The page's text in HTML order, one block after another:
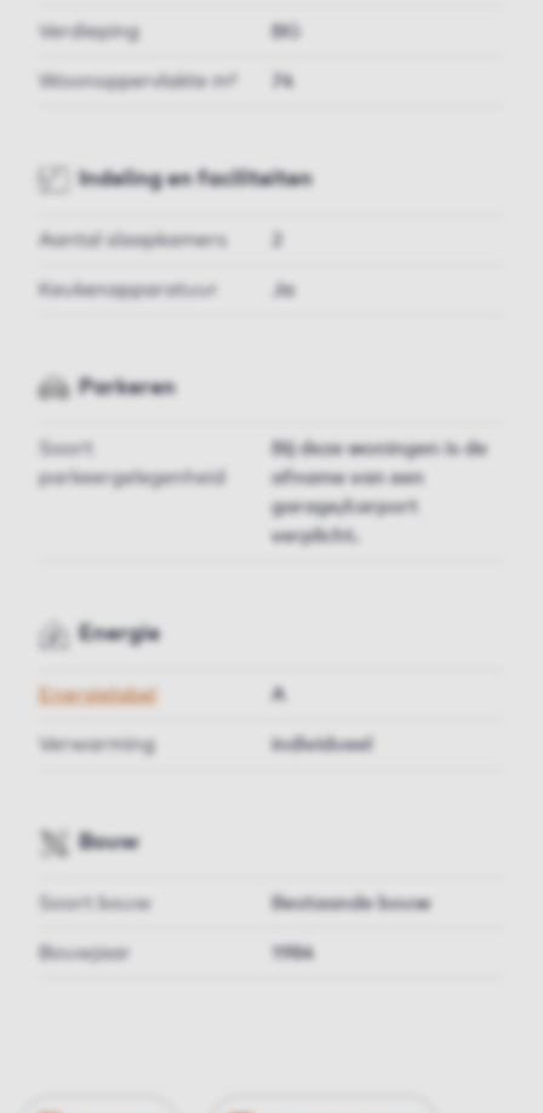
Verdieping BG
Woonoppervlakte m² 74
Indeling en faciliteiten
Aantal slaapkamers
Keukenapparatuur Ja
Parkeren
Soort
parkeergelegenheid
Bij deze woningen is de
afname van een
garage/carport
verplicht.
Energie
Energielabel A
Verwarming individueel
Bouw
Soort bouw Bestaande bouw
Bouwjaar 1984